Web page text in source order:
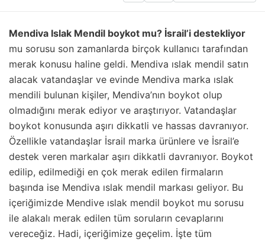
Mendiva Islak Mendil boykot mu? İsrail’i destekliyor
mu sorusu son zamanlarda birçok kullanıcı tarafından
merak konusu haline geldi. Mendiva ıslak mendil satın
alacak vatandaşlar ve evinde Mendiva marka ıslak
mendili bulunan kişiler, Mendiva’nın boykot olup
olmadığını merak ediyor ve araştırıyor. Vatandaşlar
boykot konusunda aşırı dikkatli ve hassas davranıyor.
Özellikle vatandaşlar İsrail marka ürünlere ve İsrail’e
destek veren markalar aşırı dikkatli davranıyor. Boykot
edilip, edilmediği en çok merak edilen firmaların
başında ise Mendiva ıslak mendil markası geliyor. Bu
içeriğimizde Mendive ıslak mendil boykot mu sorusu
ile alakalı merak edilen tüm soruların cevaplarını
vereceğiz. Hadi, içeriğimize geçelim. İşte tüm